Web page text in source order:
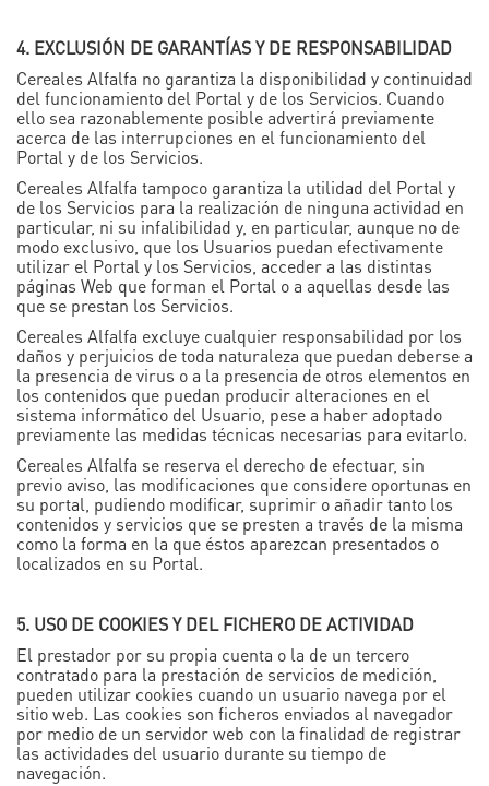
4. EXCLUSIÓN DE GARANTÍAS Y DE RESPONSABILIDAD
Cereales Alfalfa no garantiza la disponibilidad y continuidad
del funcionamiento del Portal y de los Servicios. Cuando
ello sea razonablemente posible advertirá previamente
acerca de las interrupciones en el funcionamiento del
Portal y de los Servicios.
Cereales Alfalfa tampoco garantiza la utilidad del Portal y
de los Servicios para la realización de ninguna actividad en
particular, ni su infalibilidad y, en particular, aunque no de
modo exclusivo, que los Usuarios puedan efectivamente
utilizar el Portal y los Servicios, acceder a las distintas
páginas Web que forman el Portal o a aquellas desde las
que se prestan los Servicios.
Cereales Alfalfa excluye cualquier responsabilidad por los
daños y perjuicios de toda naturaleza que puedan deberse a
la presencia de virus o a la presencia de otros elementos en
los contenidos que puedan producir alteraciones en el
sistema informático del Usuario, pese a haber adoptado
previamente las medidas técnicas necesarias para evitarlo.
Cereales Alfalfa se reserva el derecho de efectuar, sin
previo aviso, las modificaciones que considere oportunas en
su portal, pudiendo modificar, suprimir o añadir tanto los
contenidos y servicios que se presten a través de la misma
como la forma en la que éstos aparezcan presentados o
localizados en su Portal.
5. USO DE COOKIES Y DEL FICHERO DE ACTIVIDAD
El prestador por su propia cuenta o la de un tercero
contratado para la prestación de servicios de medición,
pueden utilizar cookies cuando un usuario navega por el
sitio web. Las cookies son ficheros enviados al navegador
por medio de un servidor web con la finalidad de registrar
las actividades del usuario durante su tiempo de
navegación.